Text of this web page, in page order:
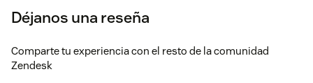
Déjanos una reseña
Comparte tu experiencia con el resto de la comunidad
Zendesk